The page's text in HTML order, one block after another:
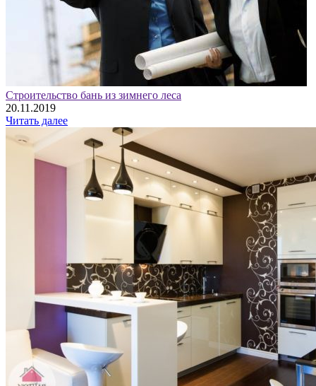
Строительство бань из зимнего леса
20.11.2019
Читать далее